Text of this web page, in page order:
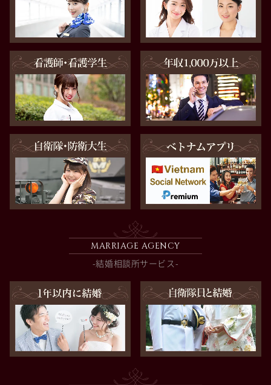
MARRIAGE AGENCY
-結婚相談所サービス-